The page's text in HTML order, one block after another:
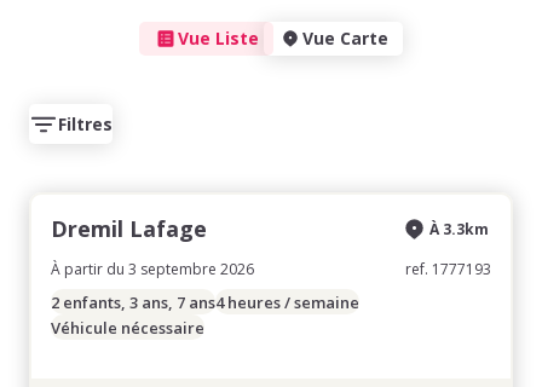
Vue Liste Vue Carte
Filtres
Dremil Lafage
À partir du 3 septembre 2026
À 3.3km
ref. 1777193
2 enfants, 3 ans, 7 ans4 heures / semaine
Véhicule nécessaire